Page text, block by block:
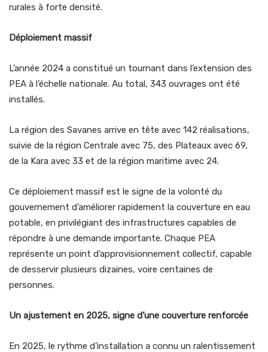
rurales à forte densité.
Déploiement massif
L’année 2024 a constitué un tournant dans l’extension des
PEA à l’échelle nationale. Au total, 343 ouvrages ont été
installés.
La région des Savanes arrive en tête avec 142 réalisations,
suivie de la région Centrale avec 75, des Plateaux avec 69,
de la Kara avec 33 et de la région maritime avec 24.
Ce déploiement massif est le signe de la volonté du
gouvernement d’améliorer rapidement la couverture en eau
potable, en privilégiant des infrastructures capables de
répondre à une demande importante. Chaque PEA
représente un point d’approvisionnement collectif, capable
de desservir plusieurs dizaines, voire centaines de
personnes.
Un ajustement en 2025, signe d’une couverture renforcée
En 2025, le rythme d’installation a connu un ralentissement